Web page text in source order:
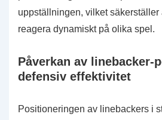
uppställningen, vilket säkerställer
reagera dynamiskt på olika spel.
Påverkan av linebacker-
defensiv effektivitet
Positioneringen av linebackers i